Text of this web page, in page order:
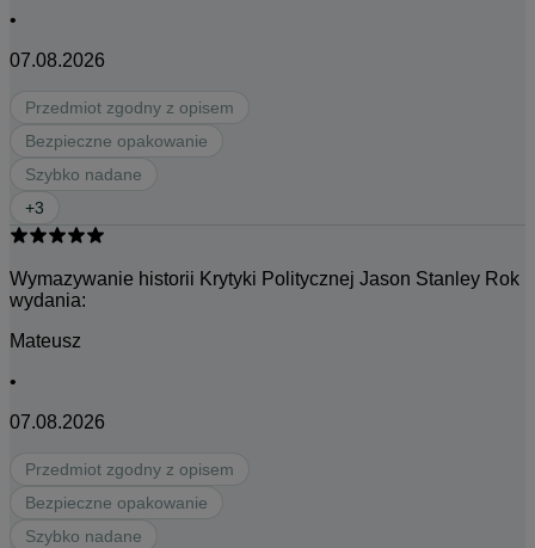
•
07.08.2026
Przedmiot zgodny z opisem
Bezpieczne opakowanie
Szybko nadane
+3
Wymazywanie historii Krytyki Politycznej Jason Stanley Rok
wydania:
Mateusz
•
07.08.2026
Przedmiot zgodny z opisem
Bezpieczne opakowanie
Szybko nadane